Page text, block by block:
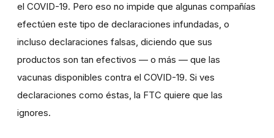
el COVID-19. Pero eso no impide que algunas compañías
efectúen este tipo de declaraciones infundadas, o
incluso declaraciones falsas, diciendo que sus
productos son tan efectivos — o más — que las
vacunas disponibles contra el COVID-19. Si ves
declaraciones como éstas, la FTC quiere que las
ignores.